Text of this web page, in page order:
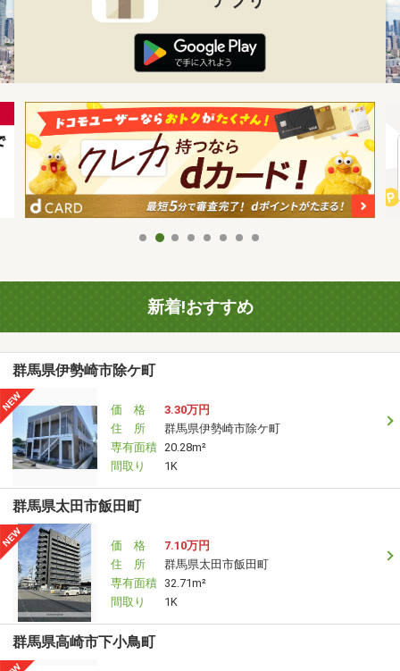
新着!おすすめ
群馬県伊勢崎市除ケ町
価 格
3.30万円
住 所
群馬県伊勢崎市除ケ町
専有面積 20.28m²
間取り
1K
群馬県太田市飯田町
価 格
7.10万円
住 所
群馬県太田市飯田町
専有面積 32.71m²
間取り
1K
群馬県高崎市下小鳥町